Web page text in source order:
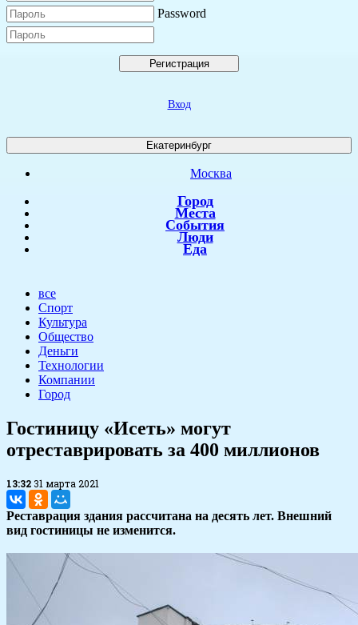
Password
Регистрация
Вход
Екатеринбург
Москва
Город
Места
События
Люди
Еда
все
Спорт
Культура
Общество
Деньги
Технологии
Компании
Город
​Гостиницу «Исеть» могут
отреставрировать за 400 миллионов
13:32 31 марта 2021
Реставрация здания рассчитана на десять лет. Внешний
вид гостиницы не изменится.